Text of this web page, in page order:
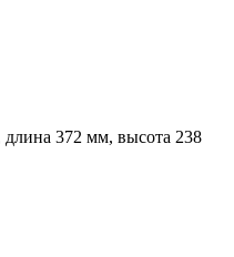
372 мм, высота 238